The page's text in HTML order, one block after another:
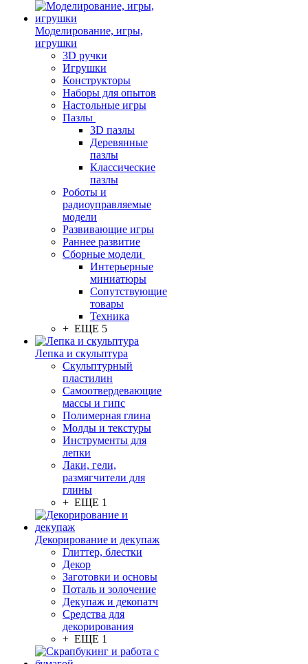
Моделирование, игры,
игрушки
3D ручки
Игрушки
Конструкторы
Наборы для опытов
Настольные игры
Пазлы
3D пазлы
Деревянные
пазлы
Классические
пазлы
Роботы и
радиоуправляемые
модели
Развивающие игры
Раннее развитие
Сборные модели
Интерьерные
миниатюры
Сопутствующие
товары
Техника
+ ЕЩЕ 5
Лепка и скульптура
Скульптурный
пластилин
Самоотвердевающие
массы и гипс
Полимерная глина
Молды и текстуры
Инструменты для
лепки
Лаки, гели,
размягчители для
глины
+ ЕЩЕ 1
Декорирование и декупаж
Глиттер, блестки
Декор
Заготовки и основы
Поталь и золочение
Декупаж и декопатч
Средства для
декорирования
+ ЕЩЕ 1